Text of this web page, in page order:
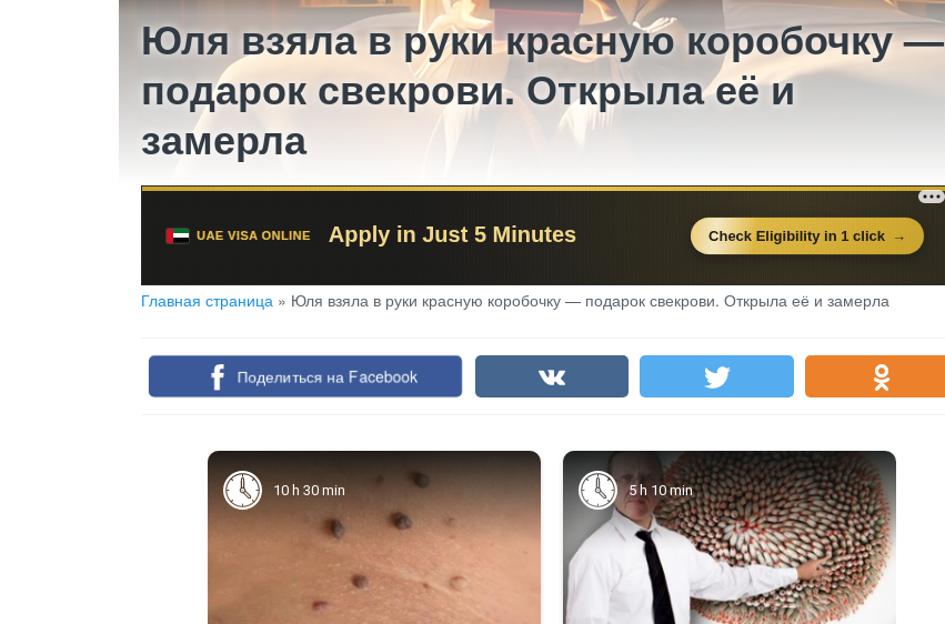
Юля взяла в руки красную коробочку —
подарок свекрови. Открыла её и
замерла
Главная страница » Юля взяла в руки красную коробочку — подарок свекрови. Открыла её и замерла
Поделиться на Facebook
10 h 30 min 5 h 10 min